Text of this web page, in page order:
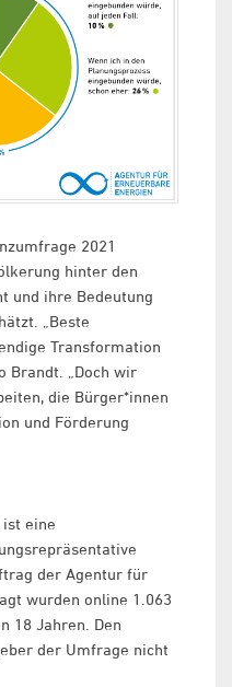
2021
hinter den
und ihre Bedeutung
„Beste
Transformation
Brandt. „Doch wir
die Bürger*innen
und Förderung
ist eine
der Agentur für
wurden online 1.063
18 Jahren. Den
der Umfrage nicht